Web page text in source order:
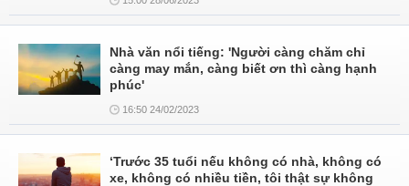
Nhà văn nổi tiếng: 'Người càng chăm chỉ
càng may mắn, càng biết ơn thì càng hạnh
phúc'
16:50 24/02/2023
‘Trước 35 tuổi nếu không có nhà, không có
xe, không có nhiều tiền, tôi thật sự không